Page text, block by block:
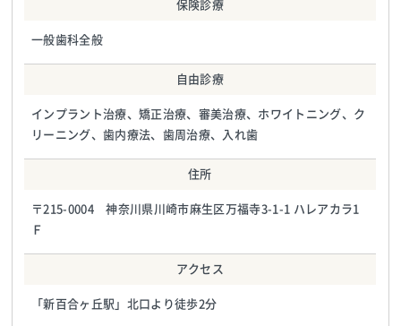
保険診療
一般歯科全般
自由診療
インプラント治療、矯正治療、審美治療、ホワイトニング、ク
リーニング、歯内療法、歯周治療、入れ歯
住所
〒215-0004 神奈川県川崎市麻生区万福寺3-1-1 ハレアカラ1
Ｆ
アクセス
「新百合ヶ丘駅」北口より徒歩2分